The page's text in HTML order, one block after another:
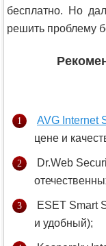
бесплатно. Но
решить проблему
AVG Internet
цене и
Dr.Web
ESET Smart
и удобный);